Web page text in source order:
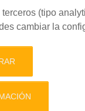
(tipo
cambiar la